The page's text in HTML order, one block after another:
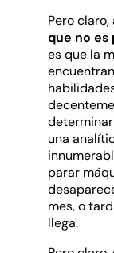
Pero
que no es
es que la
una
parar
mes, o
llega.